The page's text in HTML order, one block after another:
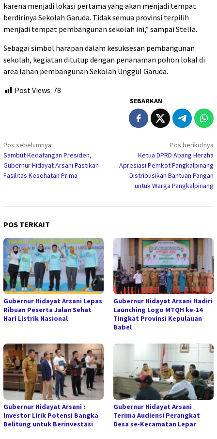
karena menjadi lokasi pertama yang akan menjadi tempat
berdirinya Sekolah Garuda. Tidak semua provinsi terpilih
menjadi tempat pembangunan sekolah ini,” sampai Stella.
Sebagai simbol harapan dalam kesuksesan pembangunan
sekolah, kegiatan ditutup dengan penanaman pohon lokal di
area lahan pembangunan Sekolah Unggul Garuda.
Post Views: 78
SEBARKAN
Navigasi
pos
Pos sebelumnya
Sambut Kedatangan Presiden,
Gubernur Hidayat Arsani Pastikan
Fasilitas Kesehatan Prima
Pos berikutnya
Ketua DPRD Abang Herzha
Apresiasi Pemkot Pangkalpinang
Distribusikan Bantuan Pangan
untuk Warga Pangkalpinang
POS TERKAIT
Gubernur Hidayat Arsani Lepas
Ribuan Peserta Jalan Sehat
Hari Listrik Nasional
Gubernur Hidayat Arsani Hadiri
Launching Logo MTQH ke-14
Tingkat Provinsi Kepulauan
Babel
Gubernur Hidayat Arsani :
Investor Lirik Potensi Bangka
Belitung untuk Berinvestasi
Gubernur Hidayat Arsani
Terima Audiensi Perangkat
Desa se-Kecamatan Lepar